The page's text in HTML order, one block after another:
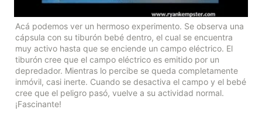
Acá podemos ver un hermoso experimento. Se observa una
cápsula con su tiburón bebé dentro, el cual se encuentra
muy activo hasta que se enciende un campo eléctrico. El
tiburón cree que el campo eléctrico es emitido por un
depredador. Mientras lo percibe se queda completamente
inmóvil, casi inerte. Cuando se desactiva el campo y el bebé
cree que el peligro pasó, vuelve a su actividad normal.
¡Fascinante!